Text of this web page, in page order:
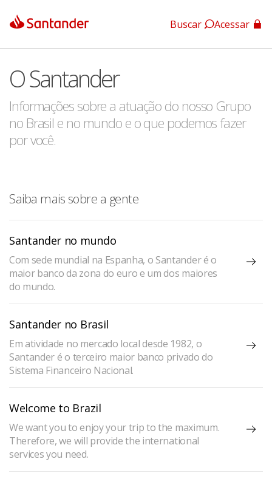
App Santander
App Santander Empresas
Buscar Acessar
O Santander
Informações sobre a atuação do nosso Grupo
no Brasil e no mundo e o que podemos fazer
por você.
Saiba mais sobre a gente
Santander no mundo
Com sede mundial na Espanha, o Santander é o
maior banco da zona do euro e um dos maiores
do mundo.
Santander no Brasil
Em atividade no mercado local desde 1982, o
Santander é o terceiro maior banco privado do
Sistema Financeiro Nacional.
Welcome to Brazil
We want you to enjoy your trip to the maximum.
Therefore, we will provide the international
services you need.